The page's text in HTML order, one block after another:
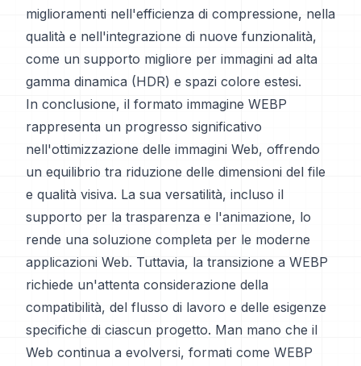
miglioramenti nell'efficienza di compressione, nella
qualità e nell'integrazione di nuove funzionalità,
come un supporto migliore per immagini ad alta
gamma dinamica (HDR) e spazi colore estesi.
In conclusione, il formato immagine WEBP
rappresenta un progresso significativo
nell'ottimizzazione delle immagini Web, offrendo
un equilibrio tra riduzione delle dimensioni del file
e qualità visiva. La sua versatilità, incluso il
supporto per la trasparenza e l'animazione, lo
rende una soluzione completa per le moderne
applicazioni Web. Tuttavia, la transizione a WEBP
richiede un'attenta considerazione della
compatibilità, del flusso di lavoro e delle esigenze
specifiche di ciascun progetto. Man mano che il
Web continua a evolversi, formati come WEBP